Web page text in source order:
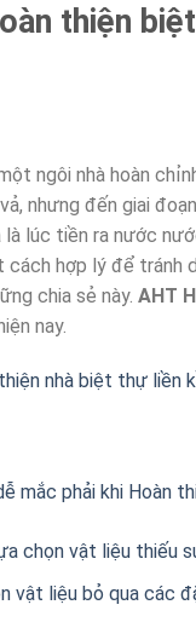
thiện
ngôi nhà hoàn
nhưng đến giai
là lúc tiền ra nước
cách hợp lý để tránh
chia sẻ này.AHT
nay.
nhà biệt thự liền
mắc phải khi Hoàn
chọn vật liệu thiếu
vật liệu bỏ qua các